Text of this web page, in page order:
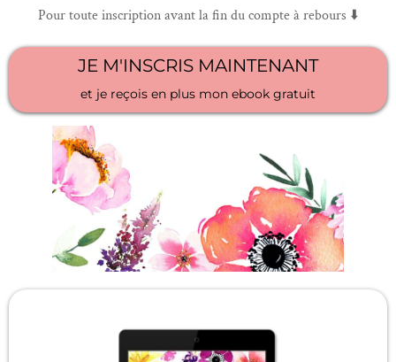
Pour toute inscription avant la fin du compte à rebours ⬇️
JE M'INSCRIS MAINTENANT
et je reçois en plus mon ebook gratuit